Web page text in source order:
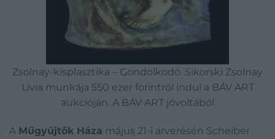
Zsolnay-kisplasztika – Gondolkodó. Sikorski Zsolnay
Lívia munkája 550 ezer forintról indul a BÁV ART
aukcióján. A BÁV ART jóvoltából
A Műgyűjtők Háza május 21-i árverésén Scheiber